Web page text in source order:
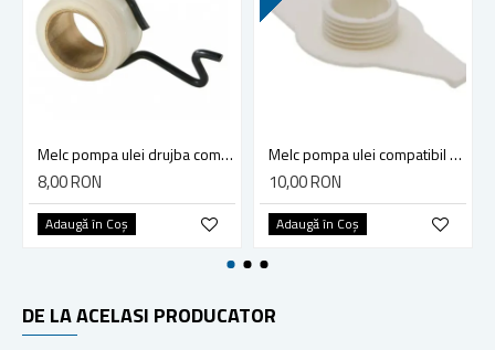
Melc pompa ulei drujba compatibil Stihl MS 170 - MS 250, 017-025
8,00 RON
Adaugă în Coş
Melc pompa ulei compatibil drujba Husqvarna 365, 371, 372 - model nou - model vechi
10,00 RON
Adaugă în Coş
DE LA ACELASI PRODUCATOR